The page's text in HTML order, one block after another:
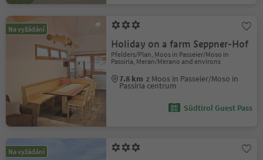
Na vyžádání
Holiday on a farm Seppner-Hof
Pfelders/Plan, Moos in Passeier/Moso in
Passiria, Meran/Merano and environs
7.8 km z Moos in Passeier/Moso in
Passiria centrum
Südtirol Guest Pass
Na vyžádání